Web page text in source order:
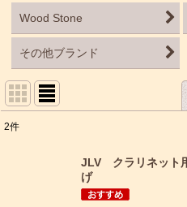
Wood Stone
その他ブランド
2件
JLV クラリネット
げ